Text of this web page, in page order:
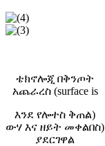
ቴክኖሎጂ በቅንጦት
አጨራረስ (surface is
እንደ የሎተስ ቅጠል)
ውሃ እና ዘይት መቀልበስ)
ያደርገዋል